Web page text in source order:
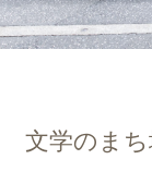
文学のま